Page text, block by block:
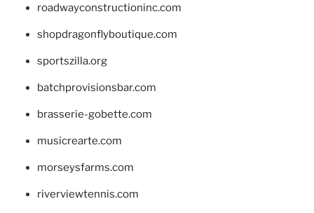
roadwayconstructioninc.com
shopdragonflyboutique.com
sportszilla.org
batchprovisionsbar.com
brasserie-gobette.com
musicrearte.com
morseysfarms.com
riverviewtennis.com